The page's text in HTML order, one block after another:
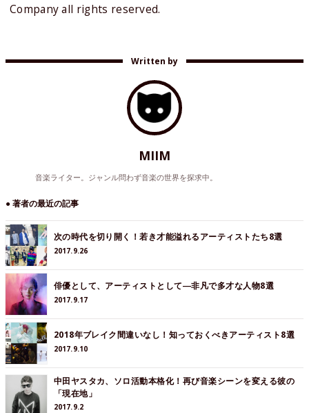
Company all rights reserved.
Written by
MIIM
音楽ライター。ジャンル問わず音楽の世界を探求中。
● 著者の最近の記事
次の時代を切り開く！若き才能溢れるアーティストたち8選
2017.9.26
俳優として、アーティストとして―非凡で多才な人物8選
2017.9.17
2018年ブレイク間違いなし！知っておくべきアーティスト8選
2017.9.10
中田ヤスタカ、ソロ活動本格化！再び音楽シーンを変える彼の
「現在地」
2017.9.2